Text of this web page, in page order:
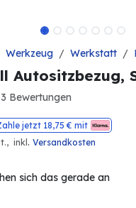
Werkzeug Werkstatt
Autositzbezug,
3 Bewertungen
jetzt 18,75 € mit
inkl . Versandkosten
sich das gerade an